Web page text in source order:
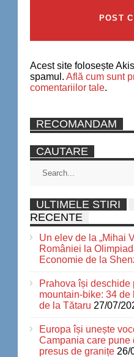
Acest site folosește
spamul. Află cum sunt
comentariilor tale.
RECOMANDAM
CAUTARE
ULTIMELE STIRI
RECENTE
Un elev de la „Mihai
României la
Economie de la
Prahova își
mountain-bike: 34
de la Tătaru 27/07/
Europa își unește
Campania care
presus de granițe 26/